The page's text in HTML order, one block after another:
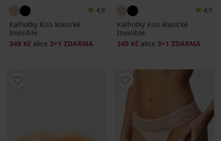
4,9
Kalhotky Kiss klasické
Invisible
349 Kč akce 3+1 ZDARMA
4,9
Kalhotky Kiss klasické
Invisible
349 Kč akce 3+1 ZDARMA